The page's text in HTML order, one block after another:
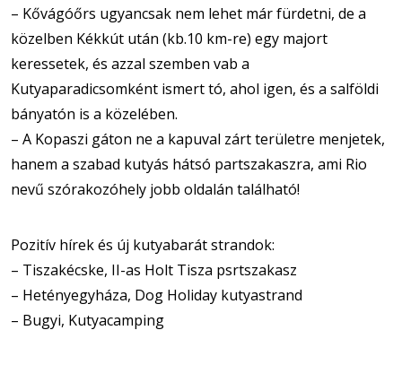
– Kővágóőrs ugyancsak nem lehet már fürdetni, de a
közelben Kékkút után (kb.10 km-re) egy majort
keressetek, és azzal szemben vab a
Kutyaparadicsomként ismert tó, ahol igen, és a salföldi
bányatón is a közelében.
– A Kopaszi gáton ne a kapuval zárt területre menjetek,
hanem a szabad kutyás hátsó partszakaszra, ami Rio
nevű szórakozóhely jobb oldalán található!
Pozitív hírek és új kutyabarát strandok:
– Tiszakécske, II-as Holt Tisza psrtszakasz
– Hetényegyháza, Dog Holiday kutyastrand
– Bugyi, Kutyacamping